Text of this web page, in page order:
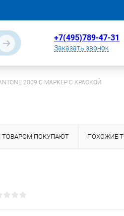
+7(495)789-47-31
Заказать звонок
2009 C МАРКЕР С КРАСКОЙ
ТОВАРОМ ПОКУПАЮТ ПОХОЖИЕ